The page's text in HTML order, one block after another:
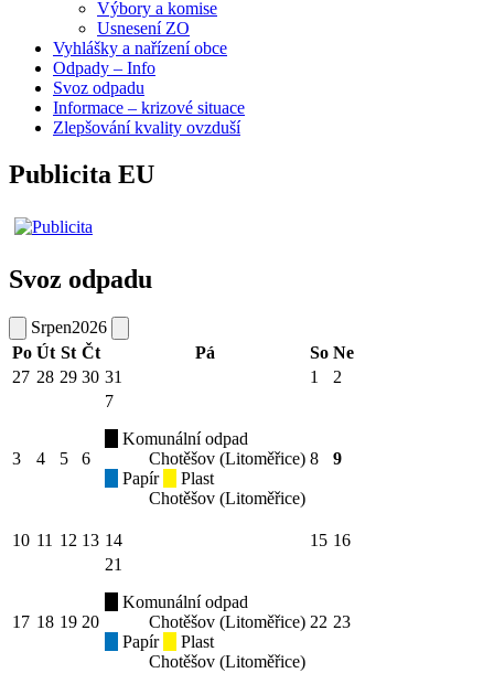
Výbory a komise
Usnesení ZO
Vyhlášky a nařízení obce
Odpady – Info
Svoz odpadu
Informace – krizové situace
Zlepšování kvality ovzduší
Publicita EU
Svoz odpadu
Srpen2026
Po Út St Čt Pá So Ne
27 28 29 30 31 1 2
3 4 5 6
7
Komunální odpad
Chotěšov (Litoměřice)
Papír
Plast
Chotěšov (Litoměřice)
8 9
10 11 12 13 14 15 16
17 18 19 20
21
Komunální odpad
Chotěšov (Litoměřice)
Papír
Plast
Chotěšov (Litoměřice)
22 23